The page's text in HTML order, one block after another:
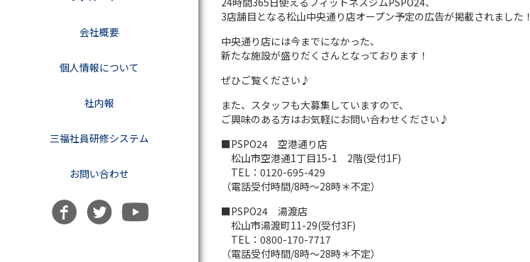
会社概要
個人情報について
社内報
三福社員研修システム
お問い合わせ
3店舗目となる松山中央通り店オープン予定の広告が掲載されました！
中央通り店には今までになかった、
新たな施設が盛りだくさんとなっております！
ぜひご覧ください♪
また、スタッフも大募集していますので、
ご興味のある方はお気軽にお問い合わせください♪
■PSPO24 空港通り店
松山市空港通1丁目15-1 2階(受付1F)
TEL：0120-695-429
（電話受付時間/8時～28時＊不定）
■PSPO24 湯渡店
松山市湯渡町11-29(受付3F)
TEL：0800-170-7717
（電話受付時間/8時～28時＊不定）